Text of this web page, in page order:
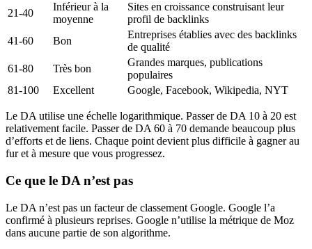
21-40
Inférieur à la
moyenne
Sites en croissance construisant leur
profil de backlinks
41-60
Bon
Entreprises établies avec des backlinks
de qualité
61-80
Très bon
Grandes marques, publications
populaires
81-100
Excellent Google, Facebook, Wikipedia, NYT
Le DA utilise une échelle logarithmique. Passer de DA 10 à 20 est
relativement facile. Passer de DA 60 à 70 demande beaucoup plus
d’efforts et de liens. Chaque point devient plus difficile à gagner au
fur et à mesure que vous progressez.
Ce que le DA n’est pas
Le DA n’est pas un facteur de classement Google. Google l’a
confirmé à plusieurs reprises. Google n’utilise la métrique de Moz
dans aucune partie de son algorithme.